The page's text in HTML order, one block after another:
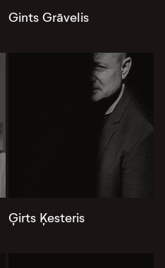
Gints Grāvelis
Ģirts Ķesteris